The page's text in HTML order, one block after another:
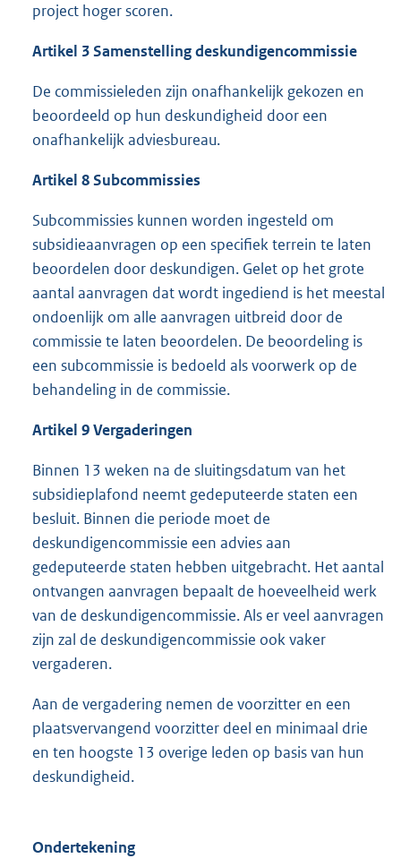
project hoger scoren.
Artikel 3 Samenstelling deskundigencommissie
De commissieleden zijn onafhankelijk gekozen en
beoordeeld op hun deskundigheid door een
onafhankelijk adviesbureau.
Artikel 8 Subcommissies
Subcommissies kunnen worden ingesteld om
subsidieaanvragen op een specifiek terrein te laten
beoordelen door deskundigen. Gelet op het grote
aantal aanvragen dat wordt ingediend is het meestal
ondoenlijk om alle aanvragen uitbreid door de
commissie te laten beoordelen. De beoordeling is
een subcommissie is bedoeld als voorwerk op de
behandeling in de commissie.
Artikel 9 Vergaderingen
Binnen 13 weken na de sluitingsdatum van het
subsidieplafond neemt gedeputeerde staten een
besluit. Binnen die periode moet de
deskundigencommissie een advies aan
gedeputeerde staten hebben uitgebracht. Het aantal
ontvangen aanvragen bepaalt de hoeveelheid werk
van de deskundigencommissie. Als er veel aanvragen
zijn zal de deskundigencommissie ook vaker
vergaderen.
Aan de vergadering nemen de voorzitter en een
plaatsvervangend voorzitter deel en minimaal drie
en ten hoogste 13 overige leden op basis van hun
deskundigheid.
Ondertekening